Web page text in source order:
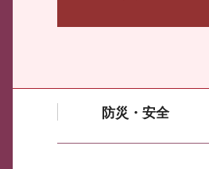
防災・安全